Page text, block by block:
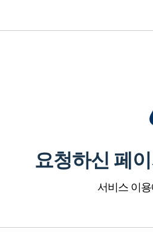
요청하신 페
서비스 이